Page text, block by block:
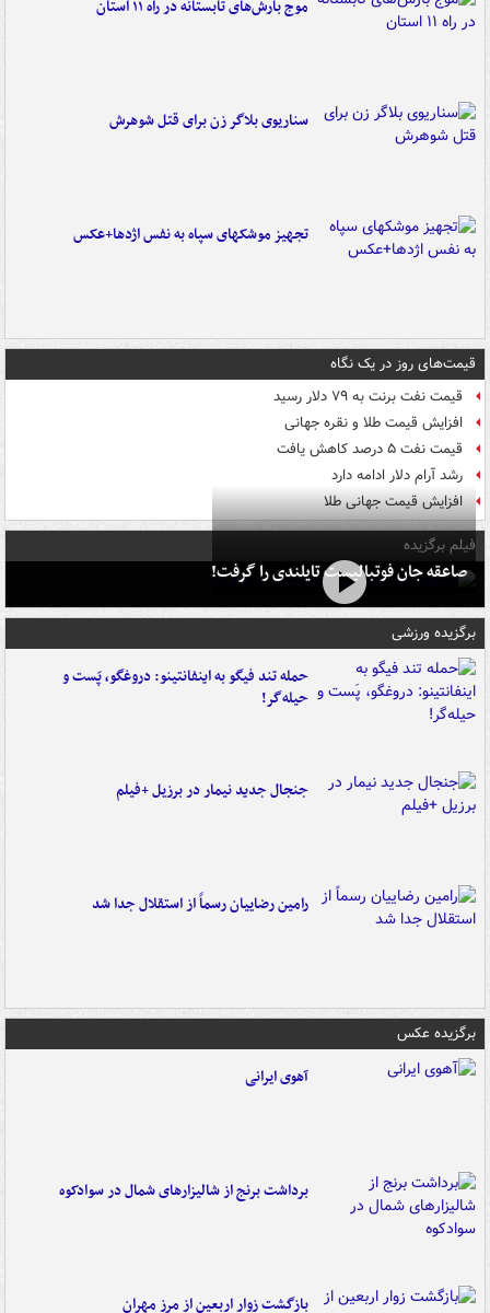
موج بارش‌های تابستانه در راه ۱۱ استان
سناریوی بلاگر زن برای قتل شوهرش
تجهیز موشکهای سپاه به نفس اژدها+عکس
قیمت‌های روز در یک نگاه
قیمت نفت برنت به ۷۹ دلار رسید
افزایش قیمت طلا و نقره جهانی
قیمت نفت ۵ درصد کاهش یافت
رشد آرام دلار ادامه دارد
افزایش قیمت جهانی طلا
فیلم برگزیده
صاعقه جان فوتبالیست تایلندی را گرفت!
برگزیده ورزشی
حمله تند فیگو به اینفانتینو: دروغگو، پَست‌ و
حیله‌گر!
جنجال جدید نیمار در برزیل +فیلم
رامین رضاییان رسماً از استقلال جدا شد
برگزیده عکس
آهوی ایرانی
برداشت برنج از شالیزارهای شمال در سوادکوه
بازگشت زوار اربعین از مرز مهران